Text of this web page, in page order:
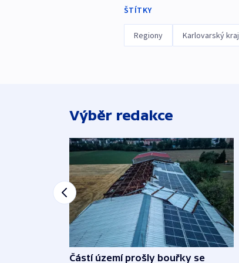
ŠTÍTKY
Regiony Karlovarský kraj
Výběr redakce
Částí území prošly bouřky se